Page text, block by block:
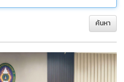
ค้นหา